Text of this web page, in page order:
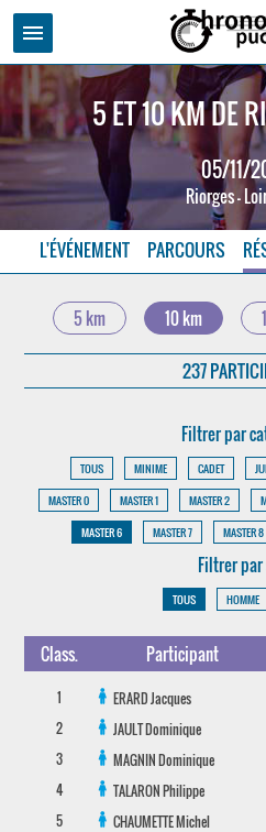
menu
5 ET 10 KM DE
05/11/
Riorges -
L'ÉVÉNEMENT PARCOURS
5 km 10 km
237
Filtrer par
TOUS MINIME CADET
MASTER 0
MASTER 1 MASTER 2
MASTER 6
MASTER 7 MASTER 8
Filtrer par
TOUS HOMME
Class. Participant
1 ERARDJacques
2
JAULTDominique
3
MAGNINDominique
4
TALARONPhilippe
5
CHAUMETTEMichel